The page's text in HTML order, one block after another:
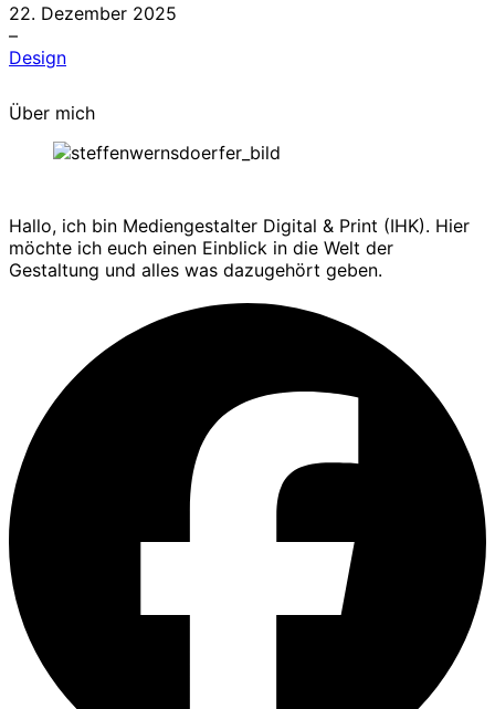
22. Dezember 2025
–
Design
Über mich
Hallo, ich bin Mediengestalter Digital & Print (IHK). Hier
möchte ich euch einen Einblick in die Welt der
Gestaltung und alles was dazugehört geben.